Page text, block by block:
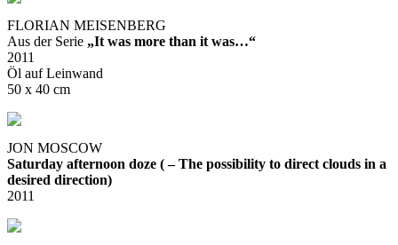
FLORIAN MEISENBERG
Aus der Serie „It was more than it was…“
2011
Öl auf Leinwand
50 x 40 cm
JON MOSCOW
Saturday afternoon doze ( – The possibility to direct clouds in a
desired direction)
2011